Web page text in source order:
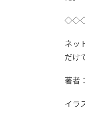
ネッ
だけ
著者
イラ